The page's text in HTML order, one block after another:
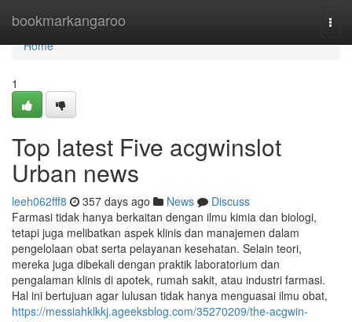
bookmarkangaroo
Home
Home
1
Top latest Five acgwinslot
Urban news
leeh062fff8 357 days ago News
Discuss
Farmasi tidak hanya berkaitan dengan ilmu kimia dan biologi,
tetapi juga melibatkan aspek klinis dan manajemen dalam
pengelolaan obat serta pelayanan kesehatan. Selain teori,
mereka juga dibekali dengan praktik laboratorium dan
pengalaman klinis di apotek, rumah sakit, atau industri farmasi.
Hal ini bertujuan agar lulusan tidak hanya menguasai ilmu obat,
https://messiahklkkj.ageeksblog.com/35270209/the-acgwin-